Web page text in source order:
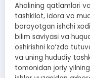
Aholining qatlamlari
tashkilot, idora va
borayotgan ishchi
bilim saviyasi va
oshirishni ko‘zda
va uning hududiy
tomonidan joriy